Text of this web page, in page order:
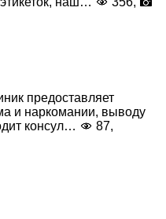
предоставляет
и наркомании, выводу
консул…
87,